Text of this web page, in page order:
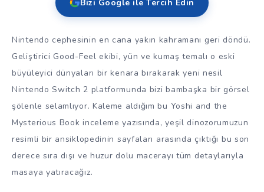
Bizi Google ile Tercih Edin
Nintendo cephesinin en cana yakın kahramanı geri döndü.
Geliştirici Good-Feel ekibi, yün ve kumaş temalı o eski
büyüleyici dünyaları bir kenara bırakarak yeni nesil
Nintendo Switch 2 platformunda bizi bambaşka bir görsel
şölenle selamlıyor. Kaleme aldığım bu Yoshi and the
Mysterious Book inceleme yazısında, yeşil dinozorumuzun
resimli bir ansiklopedinin sayfaları arasında çıktığı bu son
derece sıra dışı ve huzur dolu macerayı tüm detaylarıyla
masaya yatıracağız.